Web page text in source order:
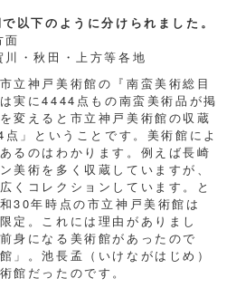
以下のように分けられました。
面
・秋田・上方等各地
立神戸美術館の『南蛮美術総目
実に4444点もの南蛮美術品が掲
変えると市立神戸美術館の収蔵
」ということです。美術館によ
るのはわかります。例えば長崎
美術を多く収蔵していますが、
くコレクションしています。と
30年時点の市立神戸美術館は
定。これには理由がありまし
身になる美術館があったので
」。池長孟（いけながはじめ）
館だったのです。